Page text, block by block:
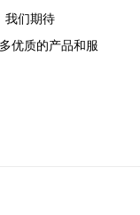
我们期待
优质的产品和服